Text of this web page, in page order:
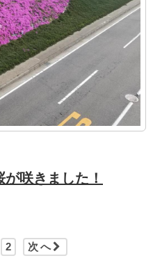
咲きました！
2 次へ